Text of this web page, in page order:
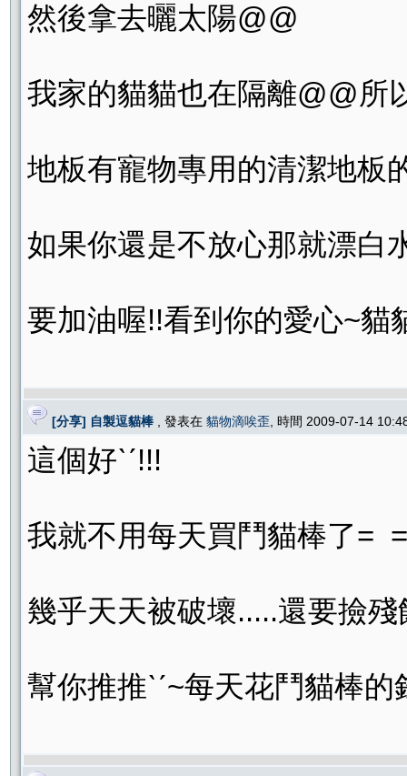
然後拿去曬太陽@@
我家的貓貓也在隔離@@所
地板有寵物專用的清潔地板
如果你還是不放心那就漂白
要加油喔!!看到你的愛心~貓
[分享] 自製逗貓棒 , 發表在 貓物滴唉歪 , 時間 2009-07-14
這個好ˋˊ!!!
我就不用每天買鬥貓棒了=
幾乎天天被破壞.....還要撿殘
幫你推推ˋˊ~每天花鬥貓棒